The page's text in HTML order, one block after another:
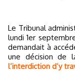
Le Tribunal administratif de Châlons-en-Champagne a rejeté,
lundi 1er
demandait à
une décision de
l’interdiction d’y